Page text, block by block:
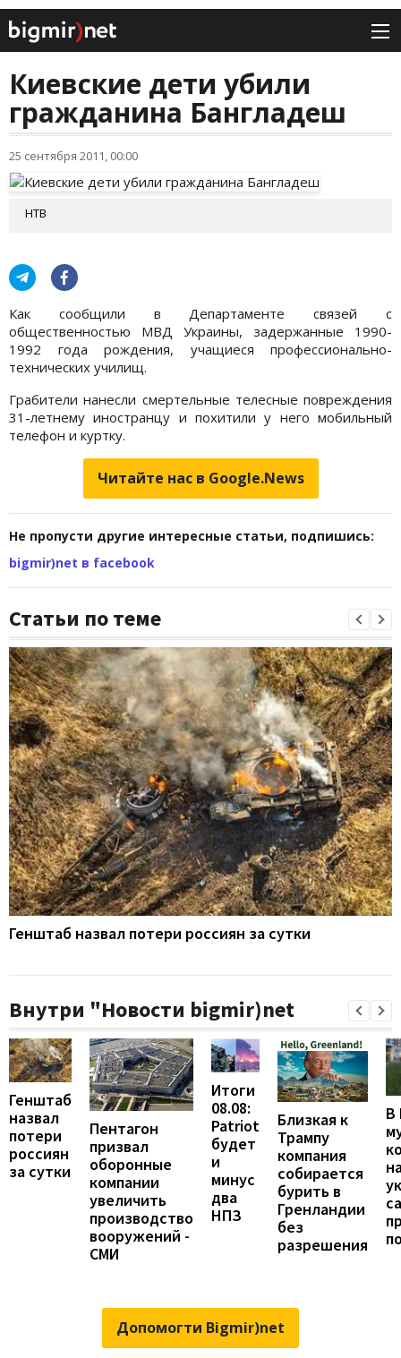
Киевские дети убили
гражданина Бангладеш
25 сентября 2011, 00:00
НТВ
Как сообщили в Департаменте связей с
общественностью МВД Украины, задержанные 1990-
1992 года рождения, учащиеся профессионально-
технических училищ.
Грабители нанесли смертельные телесные повреждения
31-летнему иностранцу и похитили у него мобильный
телефон и куртку.
Читайте нас в Google.News
Не пропусти другие интересные статьи, подпишись:
bigmir)net в facebook
Статьи по теме
Генштаб назвал потери россиян за сутки
Внутри "Новости bigmir)net
Генштаб
назвал
потери
россиян
за сутки
Пентагон
призвал
оборонные
компании
увеличить
производство
вооружений -
СМИ
Итоги
08.08:
Patriot
будет
и
минус
два
НПЗ
Близкая к
Трампу
компания
собирается
бурить в
Гренландии
без
разрешения
В
Допомогти Bigmir)net